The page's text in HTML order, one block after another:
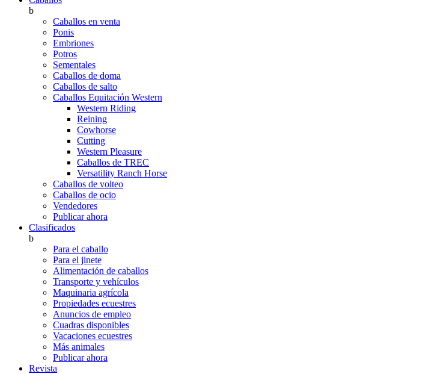
b
Caballos en venta
Ponis
Embriones
Potros
Sementales
Caballos de doma
Caballos de salto
Caballos Equitación Western
Western Riding
Reining
Cowhorse
Cutting
Western Pleasure
Caballos de TREC
Versatility Ranch Horse
Caballos de volteo
Caballos de ocio
Vendedores
Publicar ahora
Clasificados
b
Para el caballo
Para el jinete
Alimentación de caballos
Transporte y vehículos
Maquinaria agrícola
Propiedades ecuestres
Anuncios de empleo
Cuadras disponibles
Vacaciones ecuestres
Más animales
Publicar ahora
Revista